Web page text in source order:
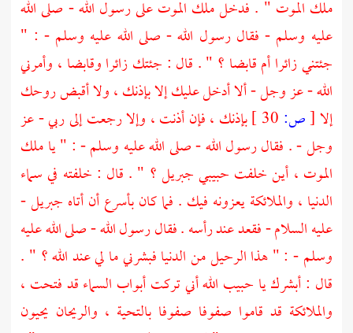
ملك الموت " . فدخلملك الموتعلى رسول الله - صلى الله
عليه وسلم - فقال رسول الله - صلى الله عليه وسلم - : "
جئتني زائرا أم قابضا ؟ " . قال : جئتك زائرا وقابضا ، وأمرني
الله - عز وجل - ألا أدخل عليك إلا بإذنك ، ولا أقبض روحك
إلا[ص:
بإذنك ، فإن أذنت ، وإلا رجعت إلى ربي - عز
وجل - . فقال رسول الله - صلى الله عليه وسلم - : " ياملك
الموت ، أين خلفت حبيبيجبريل؟ " . قال : خلفته في سماء
الدنيا ، والملائكة يعزونه فيك . فما كان بأسرع أن أتاه جبريل-
عليه السلام - فقعد عند رأسه . فقال رسول الله - صلى الله عليه
وسلم - : " هذا الرحيل من الدنيا فبشرني ما لي عند الله ؟ " .
قال : أبشرك يا حبيب الله أني تركت أبواب السماء قد فتحت ،
والملائكة قد قاموا صفوفا صفوفا بالتحية ، والريحان يحيون